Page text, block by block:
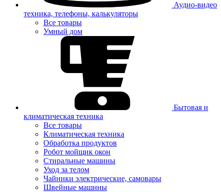
Аудио-видео
техника, телефоны, калькуляторы
Все товары
Умный дом
Бытовая и
климатическая техника
Все товары
Климатическая техника
Обработка продуктов
Робот мойщик окон
Стиральные машины
Уход за телом
Чайники электрические, самовары
Швейные машины